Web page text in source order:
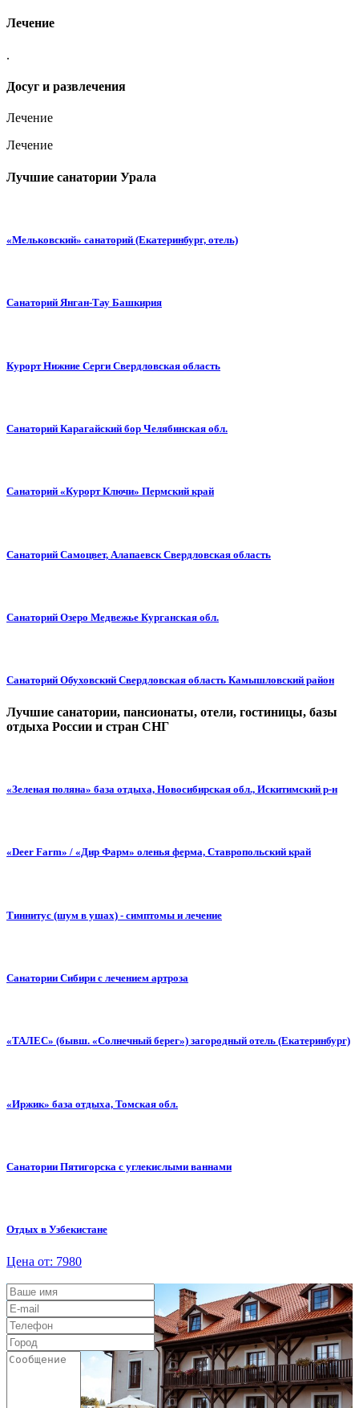
Лечение
.
Досуг и развлечения
Лечение
Лечение
Лучшие санатории Урала
«Мельковский» санаторий (Екатеринбург, отель)
Санаторий Янган-Тау Башкирия
Курорт Нижние Серги Свердловская область
Санаторий Карагайский бор Челябинская обл.
Санаторий «Курорт Ключи» Пермский край
Санаторий Самоцвет, Алапаевск Свердловская область
Санаторий Озеро Медвежье Курганская обл.
Санаторий Обуховский Свердловская область Камышловский район
Лучшие санатории, пансионаты, отели, гостиницы, базы
отдыха России и стран СНГ
«Зеленая поляна» база отдыха, Новосибирская обл., Искитимский р-н
«Deer Farm» / «Дир Фарм» оленья ферма, Ставропольский край
Тиннитус (шум в ушах) - симптомы и лечение
Санатории Сибири с лечением артроза
«ТАЛЕС» (бывш. «Солнечный берег») загородный отель (Екатеринбург)
«Иржик» база отдыха, Томская обл.
Санатории Пятигорска с углекислыми ваннами
Отдых в Узбекистане
Цена от: 7980